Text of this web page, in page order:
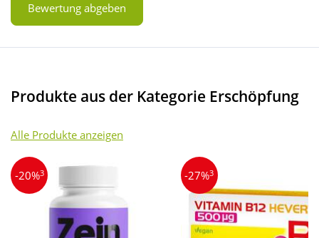
Bewertung abgeben
Produkte aus der Kategorie Erschöpfung
Alle Produkte anzeigen
-20%3 -27%3